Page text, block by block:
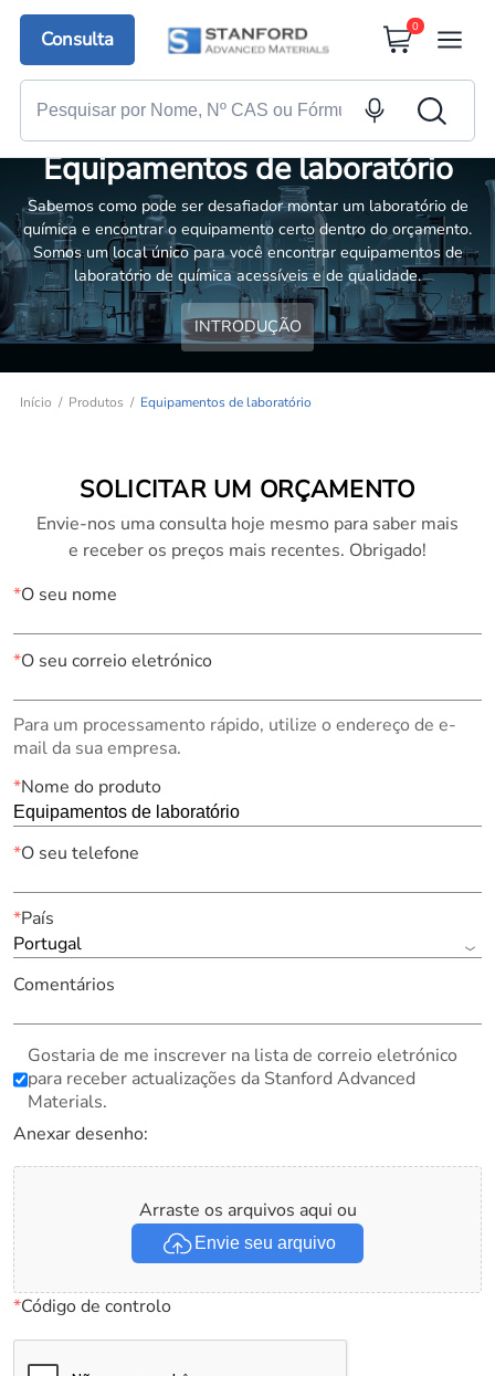
Consulta
0
Equipamentos de laboratório
Sabemos como pode ser desafiador montar um laboratório de
química e encontrar o equipamento certo dentro do orçamento.
Somos um local único para você encontrar equipamentos de
laboratório de química acessíveis e de qualidade.
INTRODUÇÃO
Início Produtos Equipamentos de laboratório
SOLICITAR UM ORÇAMENTO
Envie-nos uma consulta hoje mesmo para saber mais
e receber os preços mais recentes. Obrigado!
*O seu nome
*O seu correio eletrónico
Para um processamento rápido, utilize o endereço de e-
mail da sua empresa.
*Nome do produto
*O seu telefone
*País
Portugal
Comentários
Gostaria de me inscrever na lista de correio eletrónico
para receber actualizações da Stanford Advanced
Materials.
Anexar desenho:
Arraste os arquivos aqui ou
Envie seu arquivo
*Código de controlo